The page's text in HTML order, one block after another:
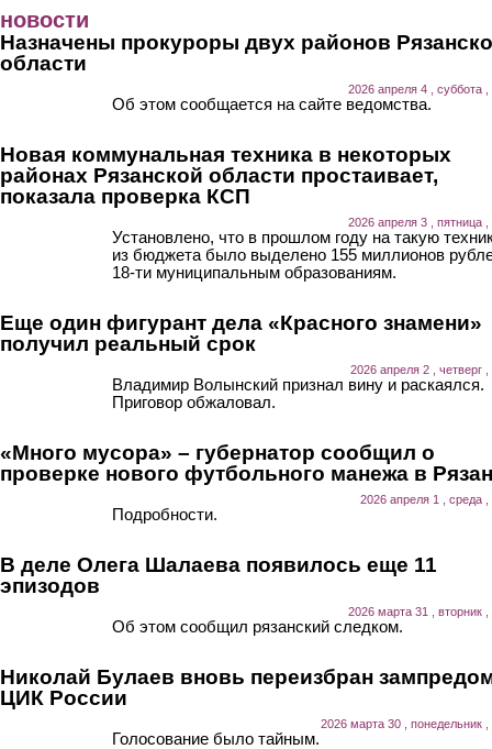
новости
Назначены прокуроры двух районов
области
2026 апреля 4 , суббота ,
Об этом сообщается на сайте ведомства.
Новая коммунальная техника в некоторых
районах Рязанской области простаивает,
показала проверка КСП
2026 апреля 3 , пятница ,
Установлено, что в прошлом году на такую
из бюджета было выделено 155 миллионов
18-ти муниципальным образованиям.
Еще один фигурант дела «Красного знамени»
получил реальный срок
2026 апреля 2 , четверг ,
Владимир Волынский признал вину и раскаялся.
Приговор обжаловал.
«Много мусора» – губернатор сообщил о
проверке нового футбольного манежа в
2026 апреля 1 , среда ,
Подробности.
В деле Олега Шалаева появилось еще 11
эпизодов
2026 марта 31 , вторник ,
Об этом сообщил рязанский следком.
Николай Булаев вновь переизбран
ЦИК России
2026 марта 30 , понедельник ,
Голосование было тайным.